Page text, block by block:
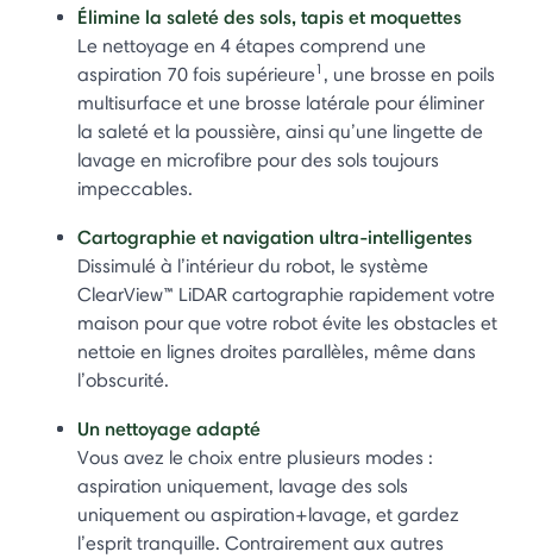
Élimine la saleté des sols, tapis et moquettes
Le nettoyage en 4 étapes comprend une
aspiration 70 fois supérieure1 , une brosse en poils
multisurface et une brosse latérale pour éliminer
la saleté et la poussière, ainsi qu’une lingette de
lavage en microfibre pour des sols toujours
impeccables.
Cartographie et navigation ultra-intelligentes
Dissimulé à l’intérieur du robot, le système
ClearView™ LiDAR cartographie rapidement votre
maison pour que votre robot évite les obstacles et
nettoie en lignes droites parallèles, même dans
l’obscurité.
Un nettoyage adapté
Vous avez le choix entre plusieurs modes :
aspiration uniquement, lavage des sols
uniquement ou aspiration+lavage, et gardez
l’esprit tranquille. Contrairement aux autres